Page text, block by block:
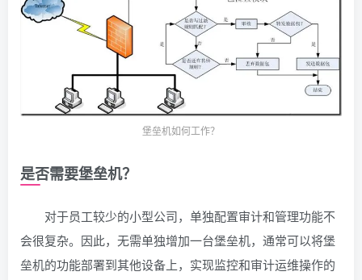
堡垒机如何工作？
是否需要堡垒机？
对于员工较少的小型公司，单独配置审计和管理功能不
会很复杂。因此，无需单独增加一台堡垒机，通常可以将堡
垒机的功能部署到其他设备上，实现监控和审计运维操作的